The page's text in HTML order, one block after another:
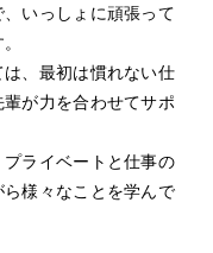
いっしょに頑張って
、最初は慣れない仕
が力を合わせてサポ
ライベートと仕事の
様々なことを学んで